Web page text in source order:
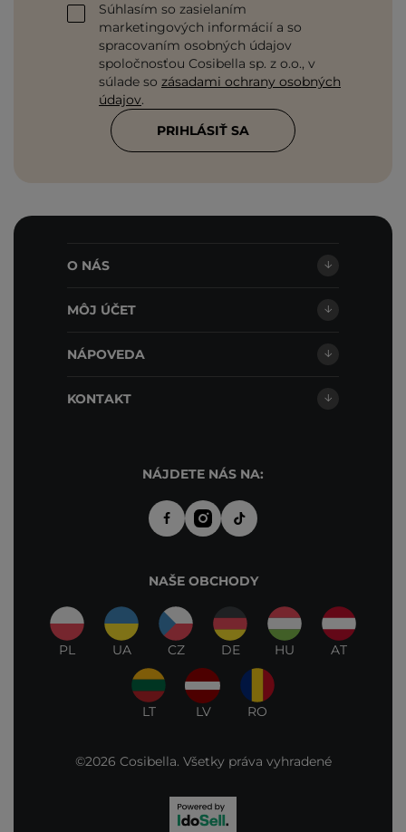
Súhlasím so zasielaním
marketingových informácií a so
spracovaním osobných údajov
spoločnosťou Cosibella sp. z o.o., v
súlade so zásadami ochrany osobných
údajov.
PRIHLÁSIŤ SA
O NÁS
MÔJ ÚČET
NÁPOVEDA
KONTAKT
NÁJDETE NÁS NA:
NAŠE OBCHODY
PL UA CZ DE HU AT
LT LV RO
©2026 Cosibella. Všetky práva vyhradené